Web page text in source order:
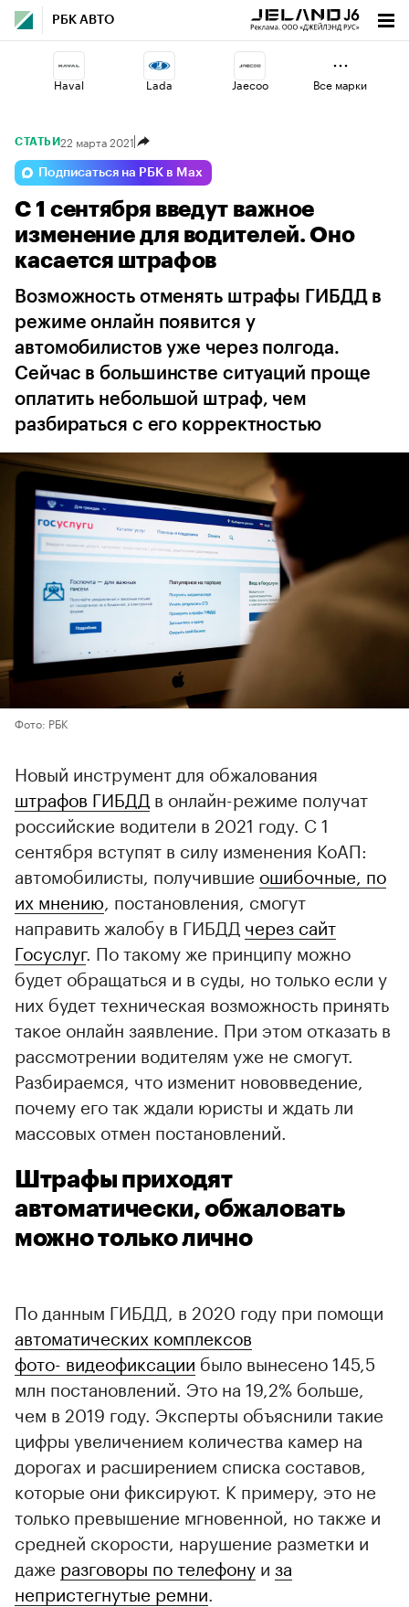
РБК АВТО
Haval Lada Jaecoo
Esteo Changan
Volga Omoda Geely
Все марки
СТАТЬИ22 марта 2021
Подписаться на РБК в Max
С 1 сентября введут важное
изменение для водителей. Оно
касается штрафов
Возможность отменять штрафы ГИБДД в
режиме онлайн появится у
автомобилистов уже через полгода.
Сейчас в большинстве ситуаций проще
оплатить небольшой штраф, чем
разбираться с его корректностью
Фото: РБК
Новый инструмент для обжалования
штрафов ГИБДД в онлайн-режиме получат
российские водители в 2021 году. С 1
сентября вступят в силу изменения КоАП:
автомобилисты, получившие ошибочные, по
их мнению , постановления, смогут
направить жалобу в ГИБДД через сайт
Госуслуг. По такому же принципу можно
будет обращаться и в суды, но только если у
них будет техническая возможность принять
такое онлайн заявление. При этом отказать в
рассмотрении водителям уже не смогут.
Разбираемся, что изменит нововведение,
почему его так ждали юристы и ждать ли
массовых отмен постановлений.
Штрафы приходят
автоматически, обжаловать
можно только лично
00:00 / 00:00
По данным ГИБДД, в 2020 году при помощи
автоматических комплексов
фото- видеофиксации было вынесено 145,5
млн постановлений. Это на 19,2% больше,
чем в 2019 году. Эксперты объяснили такие
цифры увеличением количества камер на
дорогах и расширением списка составов,
которые они фиксируют. К примеру, это не
только превышение мгновенной, но также и
средней скорости, нарушение разметки и
даже разговоры по телефону и за
непристегнутые ремни